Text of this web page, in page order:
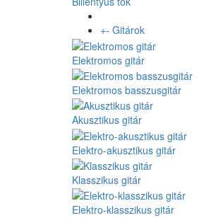
+- Gitárok
Elektromos gitár
Elektromos basszusgitár
Akusztikus gitár
Elektro-akusztikus gitár
Klasszikus gitár
Elektro-klasszikus gitár